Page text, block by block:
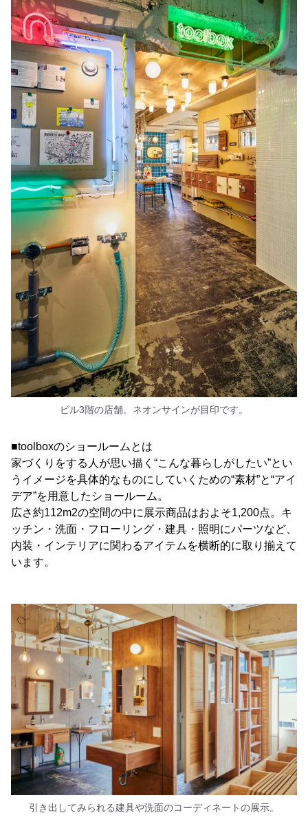
ビル3階の店舗。ネオンサインが目印です。
■toolboxのショールームとは
家づくりをする人が思い描く“こんな暮らしがしたい”とい
うイメージを具体的なものにしていくための“素材”と“アイ
デア”を用意したショールーム。
広さ約112m2の空間の中に展示商品はおよそ1,200点。キ
ッチン・洗面・フローリング・建具・照明にパーツなど、
内装・インテリアに関わるアイテムを横断的に取り揃えて
います。
引き出してみられる建具や洗面のコーディネートの展示。